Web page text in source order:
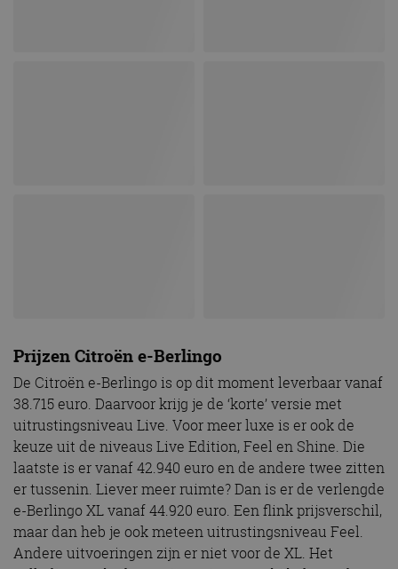
Prijzen Citroën e-Berlingo
De Citroën e-Berlingo is op dit moment leverbaar vanaf
38.715 euro. Daarvoor krijg je de ‘korte’ versie met
uitrustingsniveau Live. Voor meer luxe is er ook de
keuze uit de niveaus Live Edition, Feel en Shine. Die
laatste is er vanaf 42.940 euro en de andere twee zitten
er tussenin. Liever meer ruimte? Dan is er de verlengde
e-Berlingo XL vanaf 44.920 euro. Een flink prijsverschil,
maar dan heb je ook meteen uitrustingsniveau Feel.
Andere uitvoeringen zijn er niet voor de XL. Het